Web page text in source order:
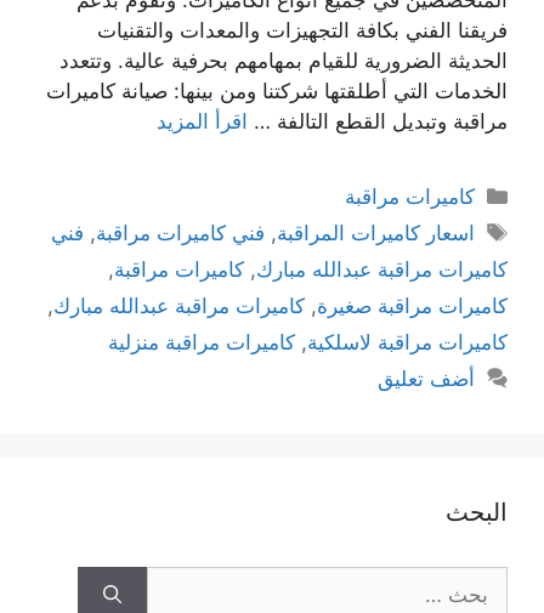
فريقنا الفني بكافة التجهيزات والمعدات والتقنيات
الحديثة الضرورية للقيام بمهامهم بحرفية عالية. وتتعدد
الخدمات التي أطلقتها شركتنا ومن بينها: صيانة كاميرات
مراقبة وتبديل القطع التالفة … اقرأ المزيد
كاميرات مراقبة
اسعار كاميرات المراقبة, فني كاميرات مراقبة, فني
كاميرات مراقبة عبدالله مبارك, كاميرات مراقبة,
كاميرات مراقبة صغيرة, كاميرات مراقبة عبدالله مبارك,
كاميرات مراقبة لاسلكية, كاميرات مراقبة منزلية
أضف تعليق
البحث